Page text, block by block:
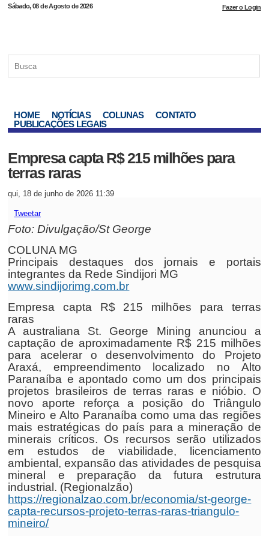
Sábado, 08 de Agosto de 2026 Fazer o Login
HOME NOTÍCIAS COLUNAS
CONTATO
PUBLICAÇÕES LEGAIS
Empresa capta R$ 215 milhões para
terras raras
qui, 18 de junho de 2026 11:39
Tweetar
Foto: Divulgação/St George
COLUNA MG
Principais destaques dos jornais e portais
integrantes da Rede Sindijori MG
www.sindijorimg.com.br
Empresa capta R$ 215 milhões para terras
raras
A australiana St. George Mining anunciou a
captação de aproximadamente R$ 215 milhões
para acelerar o desenvolvimento do Projeto
Araxá, empreendimento localizado no Alto
Paranaíba e apontado como um dos principais
projetos brasileiros de terras raras e nióbio. O
novo aporte reforça a posição do Triângulo
Mineiro e Alto Paranaíba como uma das regiões
mais estratégicas do país para a mineração de
minerais críticos. Os recursos serão utilizados
em estudos de viabilidade, licenciamento
ambiental, expansão das atividades de pesquisa
mineral e preparação da futura estrutura
industrial. (Regionalzão)
https://regionalzao.com.br/economia/st-george-
capta-recursos-projeto-terras-raras-triangulo-
mineiro/